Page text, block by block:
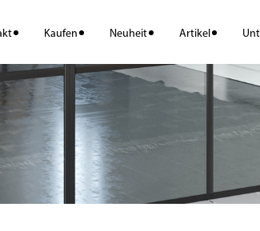
Kaufen Neuheit Artikel